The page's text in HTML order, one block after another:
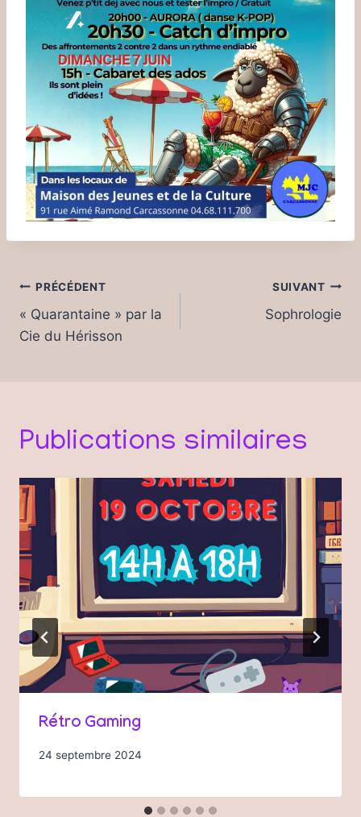
Navigation
de
l’article
PRÉCÉDENT
« Quarantaine » par la
Cie du Hérisson
SUIVANT
Sophrologie
Publications similaires
Rétro Gaming
24 septembre 2024